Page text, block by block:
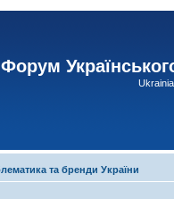
Форум
та бренди України